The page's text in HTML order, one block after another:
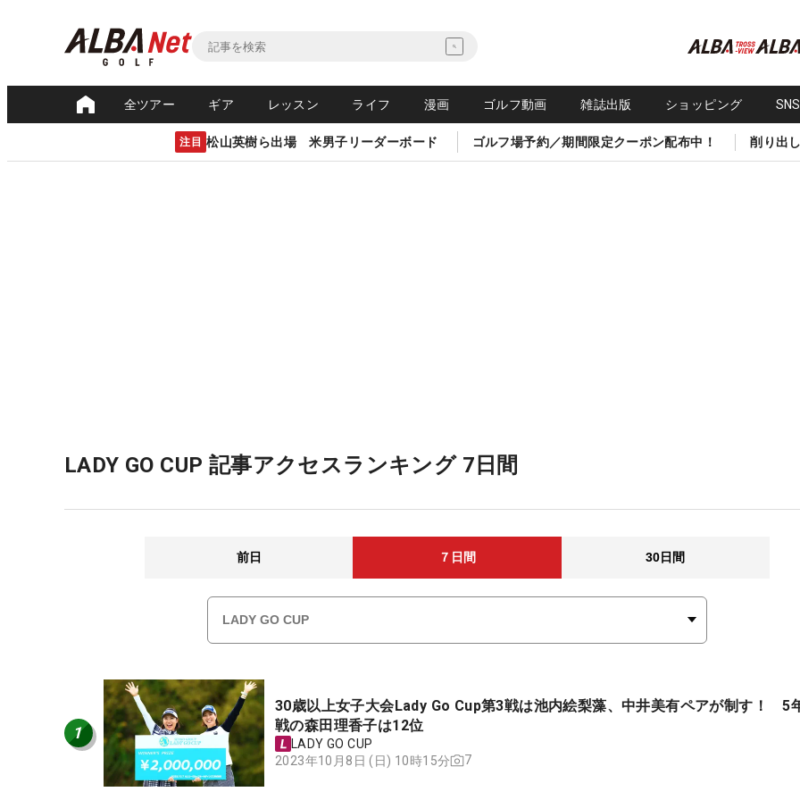
全ツアー ギア レッスン ライフ 漫画 ゴルフ動画 雑誌出版 ショッピング
注目 松山英樹ら出場 米男子リーダーボード ゴルフ場予約／期間限定クーポン配布中！ 削り出
LADY GO CUP 記事アクセスランキング 7日間
前日 ７日間 30日間
1
30歳以上女子大会Lady Go Cup第3戦は池内絵梨藻、中井美有ペアが制す！ 5
戦の森田理香子は12位
LADY GO CUP
2023年10月8日 (日) 10時15分
7